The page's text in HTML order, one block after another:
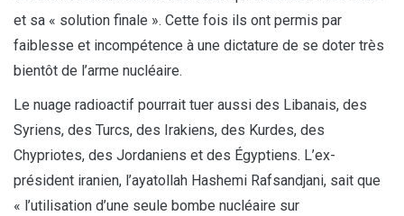
et sa « solution finale ». Cette fois ils ont permis par
faiblesse et incompétence à une dictature de se doter très
bientôt de l’arme nucléaire.
Le nuage radioactif pourrait tuer aussi des Libanais, des
Syriens, des Turcs, des Irakiens, des Kurdes, des
Chypriotes, des Jordaniens et des Égyptiens. L’ex-
président iranien, l’ayatollah Hashemi Rafsandjani, sait que
« l’utilisation d’une seule bombe nucléaire sur